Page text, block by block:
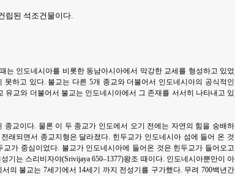
립된 석조건물이다.
는 인도네시아를 비롯한 동남아시아에서 막강한 교세를 형성하고 있었
하고 있다. 불교는 다른 5개 종교와 더불어서 인도네시아의 공식적인
교와 더불어서 불교는 인도네시아에서 그 존재를 서서히 나타내고 있
교이다. 물론 이 두 종교가 인도에서 오기 전에는 자연의 힘을 숭배하
래되면서 종교지형은 달라졌다. 힌두교가 인도네시아 섬에 들어 온 것
가 중심이었다. 불교가 인도네시아에 들어온 것은 힌두교가 들어오고
는 스리비자야(Srivijaya 650–1377)왕조 때이다. 인도네시아뿐만이 아
의 불교는 7세기에서 14세기 까지 전성기를 구가했다. 무려 700백년간